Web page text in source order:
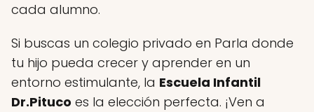
cada alumno.
Si buscas un colegio privado en Parla donde
tu hijo pueda crecer y aprender en un
entorno estimulante, la Escuela Infantil
Dr.Pituco es la elección perfecta. ¡Ven a